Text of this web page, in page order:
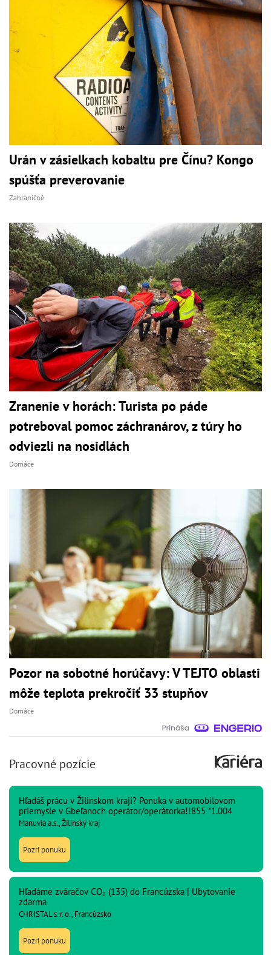
Urán v zásielkach kobaltu pre Čínu? Kongo
spúšťa preverovanie
Zahraničné
Zranenie v horách: Turista po páde
potreboval pomoc záchranárov, z túry ho
odviezli na nosidlách
Domáce
Pozor na sobotné horúčavy: V TEJTO oblasti
môže teplota prekročiť 33 stupňov
Domáce
Pracovné pozície
Hľadáš prácu v Žilinskom kraji? Ponuka v automobilovom
priemysle v Gbeľanoch operátor/operátorka!!855 *1.004
Manuvia a.s., Žilinský kraj
Pozri ponuku
Hľadáme zváračov CO₂ (135) do Francúzska | Ubytovanie
zdarma
CHRISTAL s. r. o., Francúzsko
Pozri ponuku